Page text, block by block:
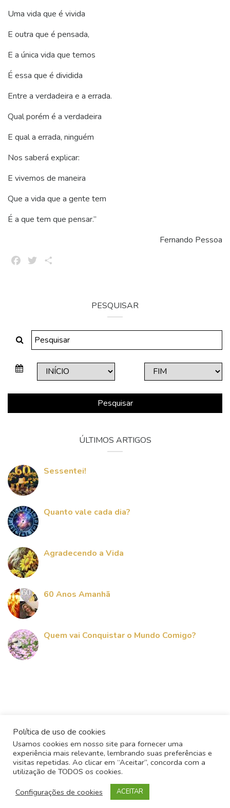
Uma vida que é vivida
E outra que é pensada,
E a única vida que temos
É essa que é dividida
Entre a verdadeira e a errada.
Qual porém é a verdadeira
E qual a errada, ninguém
Nos saberá explicar:
E vivemos de maneira
Que a vida que a gente tem
É a que tem que pensar.”
Fernando Pessoa
FacebookTwitter
PESQUISAR
Pesquisar
ÚLTIMOS ARTIGOS
Sessentei!
Quanto vale cada dia?
Agradecendo a Vida
60 Anos Amanhã
Quem vai Conquistar o Mundo Comigo?
Política de uso de cookies
Usamos cookies em nosso site para fornecer uma
experiência mais relevante, lembrando suas preferências e
visitas repetidas. Ao clicar em “Aceitar”, concorda com a
utilização de TODOS os cookies.
Configurações de cookies
ACEITAR